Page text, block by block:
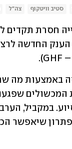
סטיב וויטקוף צה"ל